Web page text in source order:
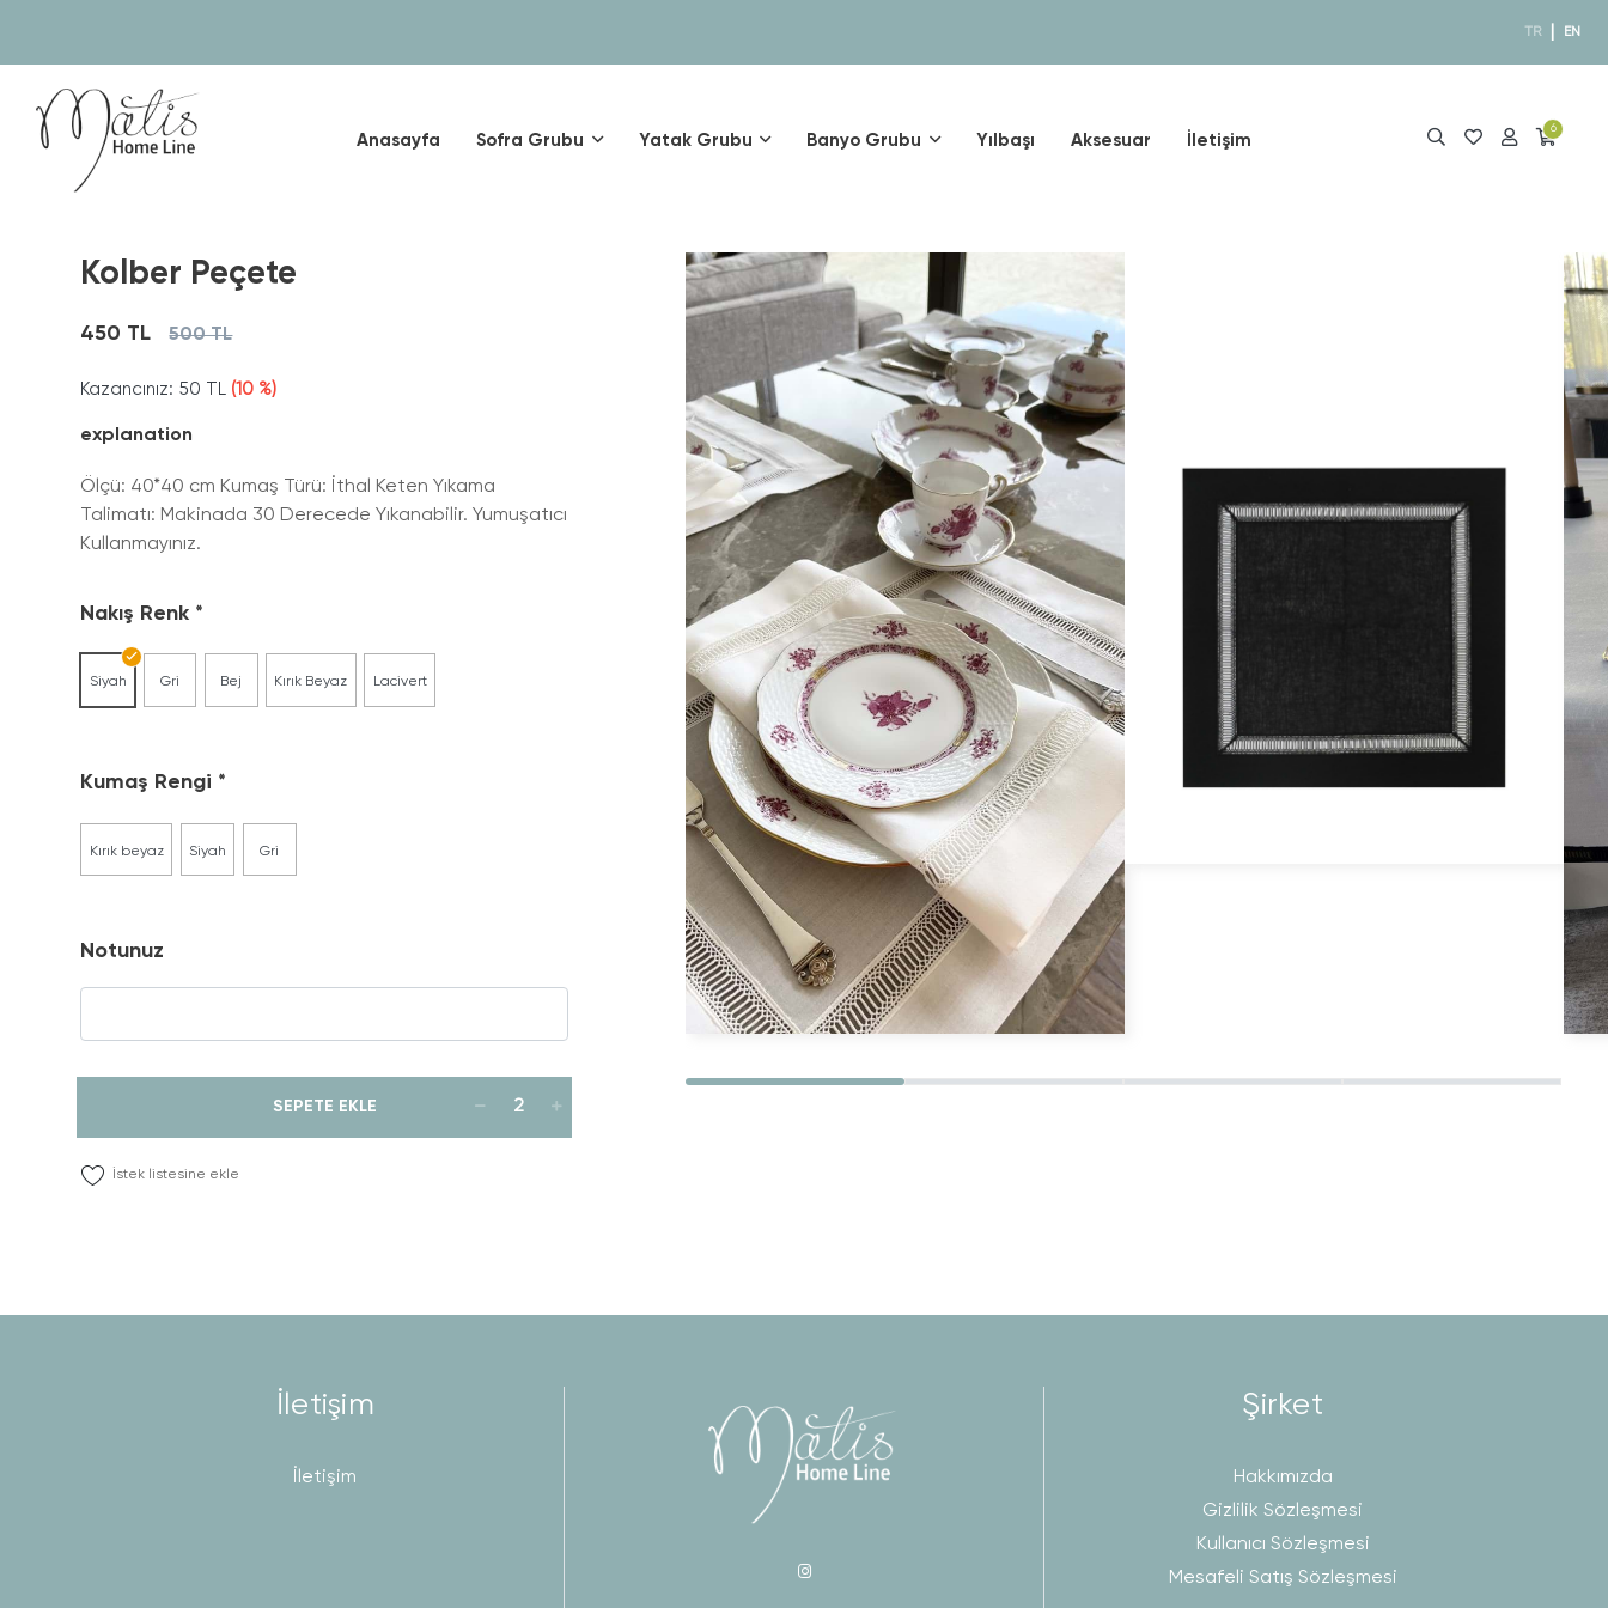
TR EN
Anasayfa Sofra Grubu Yatak Grubu Banyo Grubu Yılbaşı Aksesuar İletişim
6
Kolber Peçete
450 TL 500 TL
Kazancınız: 50 TL (10 %)
explanation
Ölçü: 40*40 cm Kumaş Türü: İthal Keten Yıkama
Talimatı: Makinada 30 Derecede Yıkanabilir. Yumuşatıcı
Kullanmayınız.
Nakış Renk
Siyah Gri Bej Kırık Beyaz Lacivert
Kumaş Rengi
Kırık beyaz Siyah Gri
Notunuz
SEPETE EKLE
İstek listesine ekle
İletişim
İletişim
Şirket
Hakkımızda
Gizlilik Sözleşmesi
Kullanıcı Sözleşmesi
Mesafeli Satış Sözleşmesi